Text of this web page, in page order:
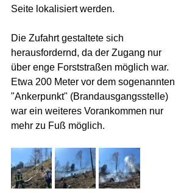
Seite lokalisiert werden.
Die Zufahrt gestaltete sich
herausfordernd, da der Zugang nur
über enge Forststraßen möglich war.
Etwa 200 Meter vor dem sogenannten
"Ankerpunkt" (Brandausgangsstelle)
war ein weiteres Vorankommen nur
mehr zu Fuß möglich.